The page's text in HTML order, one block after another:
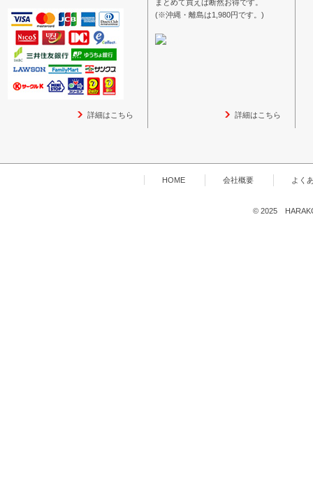
詳細はこちら
まとめて買えば断然お得です。
(※沖縄・離島は1,980円です。)
詳細はこちら
HOME 会社概要 よく
© 2025